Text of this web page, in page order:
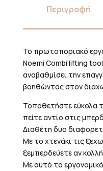
Περιγραφή
Το πρωτοποριακό
Noemi Combi lifting
αναβαθμίσει την
βοηθώντας στον
Τοποθετήστε εύκολα
πείτε αντίο στις
Διαθέτη δυο
Με το χτενάκι τις
ξεμπερδεύετε αν
Με αυτό το